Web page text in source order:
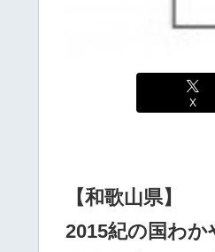
X
【和歌山県】
2015紀の国わか